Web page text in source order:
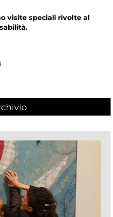
visite speciali rivolte al